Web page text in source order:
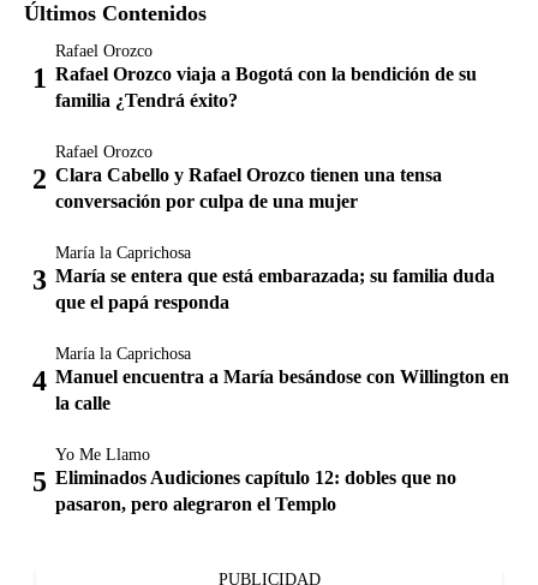
Últimos Contenidos
Rafael Orozco
Rafael Orozco viaja a Bogotá con la bendición de su
familia ¿Tendrá éxito?
Rafael Orozco
Clara Cabello y Rafael Orozco tienen una tensa
conversación por culpa de una mujer
María la Caprichosa
María se entera que está embarazada; su familia duda
que el papá responda
María la Caprichosa
Manuel encuentra a María besándose con Willington en
la calle
Yo Me Llamo
Eliminados Audiciones capítulo 12: dobles que no
pasaron, pero alegraron el Templo
PUBLICIDAD